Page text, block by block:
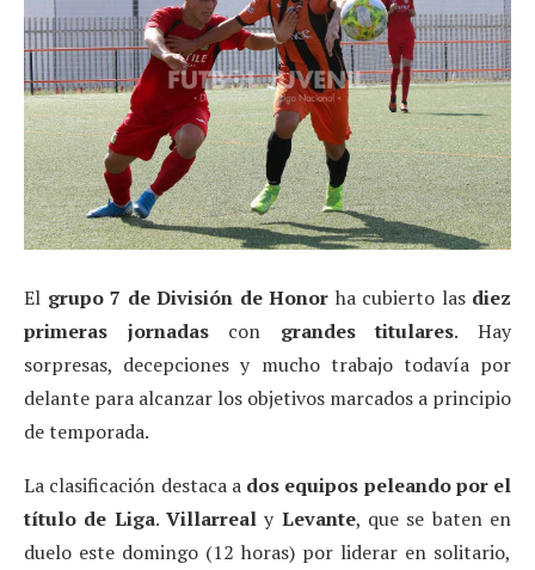
El grupo 7 de División de Honor ha cubierto las diez
primeras jornadas con grandes titulares. Hay
sorpresas, decepciones y mucho trabajo todavía por
delante para alcanzar los objetivos marcados a principio
de temporada.
La clasificación destaca a dos equipos peleando por el
título de Liga.Villarreal y Levante, que se baten en
duelo este domingo (12 horas) por liderar en solitario,